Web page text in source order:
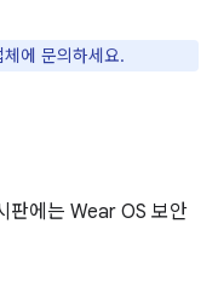
에 문의하세요.
판에는 Wear OS 보안